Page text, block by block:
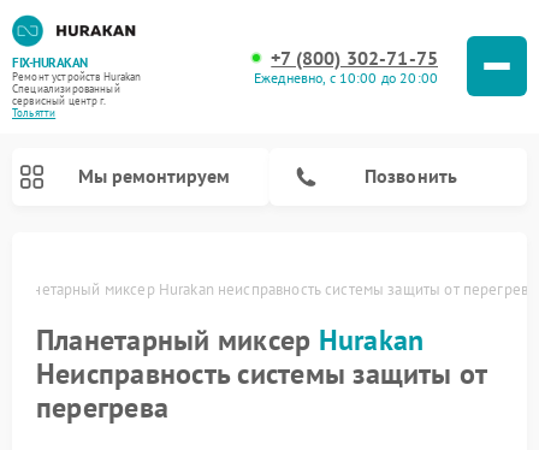
FIX-HURAKAN
Ремонт устройств Hurakan
Специализированный
cервисный центр г.
Тольятти
+7 (800) 302-71-75
Ежедневно, с 10:00 до 20:00
Мы ремонтируем Позвонить
Планетарный миксер Hurakan неисправность системы защиты от перегрева
Планетарный миксер Hurakan
Неисправность системы защиты от
перегрева